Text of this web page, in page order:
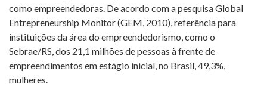
como empreendedoras. De acordo com a pesquisa Global
Entrepreneurship Monitor (GEM, 2010), referência para
instituições da área do empreendedorismo, como o
Sebrae/RS, dos 21,1 milhões de pessoas à frente de
empreendimentos em estágio inicial, no Brasil, 49,3%,
mulheres.